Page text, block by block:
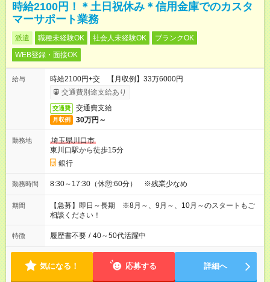
時給2100円！＊土日祝休み＊信用金庫でのカスタ
マーサポート業務
派遣 職種未経験OK 社会人未経験OK
ブランクOK
WEB登録・面接OK
給与
時給2100円+交 【月収例】33万6000円
交通費別途支給あり
交通費 交通費支給
月収例 30万円～
勤務地
埼玉県川口市
東川口駅から徒歩15分
銀行
勤務時間 8:30～17:30（休憩:60分） ※残業少なめ
期間
【急募】即日～長期 ※8月～、9月～、10月～のスタートもご
相談ください！
特徴 履歴書不要 / 40～50代活躍中
気になる！ 応募する 詳細へ